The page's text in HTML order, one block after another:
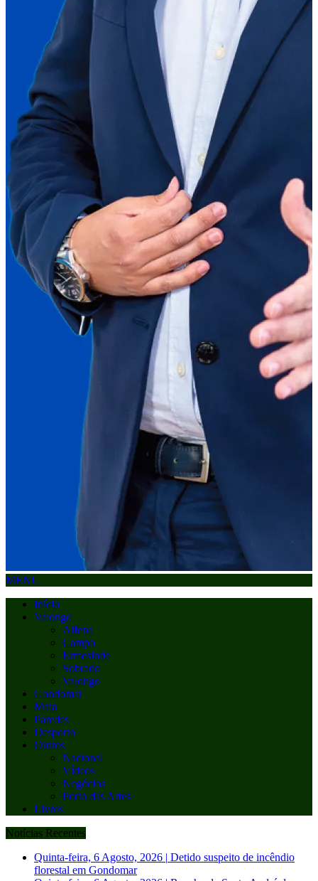
MENU
Início
Valongo
Alfena
Campo
Ermesinde
Sobrado
Valongo
Gondomar
Maia
Paredes
Desporto
Outros
Nacional
Vídeos
Negócios
Porto das Artes
Livros
Notícias Recentes
Quinta-feira, 6 Agosto, 2026 | Detido suspeito de incêndio
florestal em Gondomar